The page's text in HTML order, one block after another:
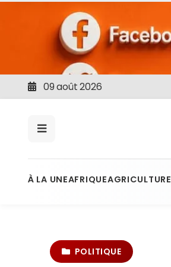
09 août 2026
À LA UNEAFRIQUEAGRICULTURE
POLITIQUE